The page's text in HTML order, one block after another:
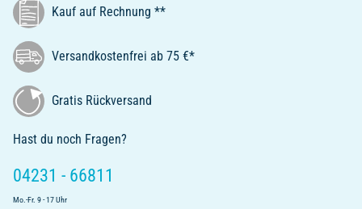
Kauf auf Rechnung **
Versandkostenfrei ab 75 €*
Gratis Rückversand
Hast du noch Fragen?
04231 - 66811
Mo.-Fr. 9 - 17 Uhr